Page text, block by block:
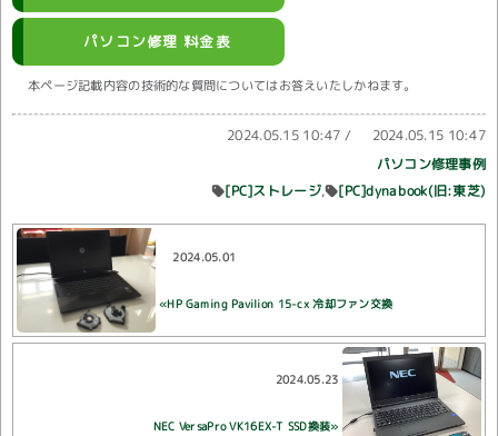
パソコン修理 料金表
本ページ記載内容の技術的な質問についてはお答えいたしかねます。
2024.05.15 10:47 / 2024.05.15 10:47
パソコン修理事例
[PC]ストレージ [PC]dynabook(旧:東芝)
2024.05.01
«HP Gaming Pavilion 15-cx 冷却ファン交換
2024.05.23
NEC VersaPro VK16EX-T SSD換装»